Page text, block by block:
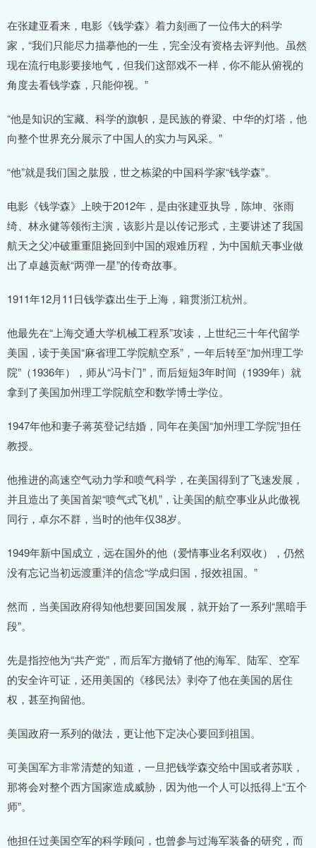
在张建亚看来，电影《钱学森》着力刻画了一位伟大的科学
家，“我们只能尽力描摹他的一生，完全没有资格去评判他。虽然
现在流行电影要接地气，但我们这部戏不一样，你不能从俯视的
角度去看钱学森，只能仰视。”
“他是知识的宝藏、科学的旗帜，是民族的脊梁、中华的灯塔，他
向整个世界充分展示了中国人的实力与风采。”
“他”就是我们国之肱股，世之栋梁的中国科学家“钱学森”。
电影《钱学森》上映于2012年，是由张建亚执导，陈坤、张雨
绮、林永健等领衔主演，该影片是以传记形式，主要讲述了我国
航天之父冲破重重阻挠回到中国的艰难历程，为中国航天事业做
出了卓越贡献“两弹一星”的传奇故事。
1911年12月11日钱学森出生于上海，籍贯浙江杭州。
他最先在“上海交通大学机械工程系”攻读，上世纪三十年代留学
美国，读于美国“麻省理工学院航空系”，一年后转至“加州理工学
院”（1936年），师从“冯卡门”，而后短短3年时间（1939年）就
拿到了美国加州理工学院航空和数学博士学位。
1947年他和妻子蒋英登记结婚，同年在美国“加州理工学院”担任
教授。
他推进的高速空气动力学和喷气科学，在美国得到了飞速发展，
并且造出了美国首架“喷气式飞机”，让美国的航空事业从此傲视
同行，卓尔不群，当时的他年仅38岁。
1949年新中国成立，远在国外的他（爱情事业名利双收），仍然
没有忘记当初远渡重洋的信念“学成归国，报效祖国。”
然而，当美国政府得知他想要回国发展，就开始了一系列“黑暗手
段”。
先是指控他为“共产党”，而后军方撤销了他的海军、陆军、空军
的安全许可证，还用美国的《移民法》剥夺了他在美国的居住
权，甚至拘留他。
美国政府一系列的做法，更让他下定决心要回到祖国。
可美国军方非常清楚的知道，一旦把钱学森交给中国或者苏联，
那将会对整个西方国家造成威胁，因为他一个人可以抵得上“五个
师”。
他担任过美国空军的科学顾问，也曾参与过海军装备的研究，而